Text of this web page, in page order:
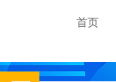
首页